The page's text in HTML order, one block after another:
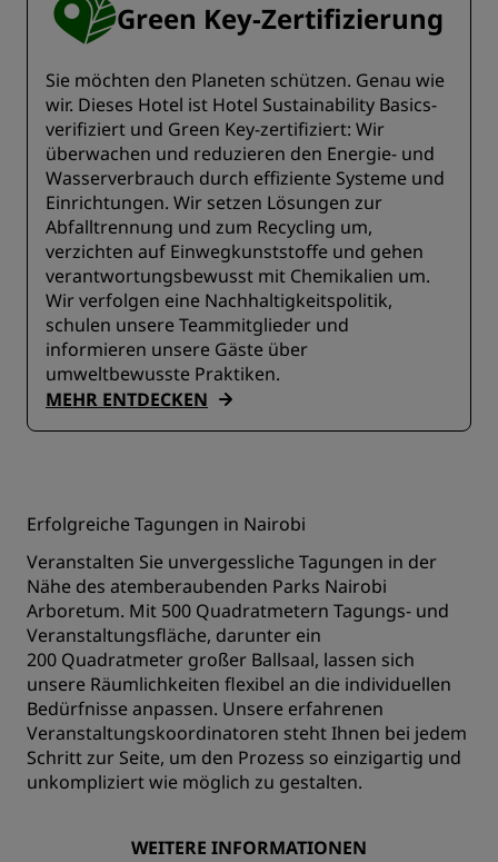
Green Key-Zertifizierung
Sie möchten den Planeten schützen. Genau wie
wir. Dieses Hotel ist Hotel Sustainability Basics-
verifiziert und Green Key-zertifiziert: Wir
überwachen und reduzieren den Energie- und
Wasserverbrauch durch effiziente Systeme und
Einrichtungen. Wir setzen Lösungen zur
Abfalltrennung und zum Recycling um,
verzichten auf Einwegkunststoffe und gehen
verantwortungsbewusst mit Chemikalien um.
Wir verfolgen eine Nachhaltigkeitspolitik,
schulen unsere Teammitglieder und
informieren unsere Gäste über
umweltbewusste Praktiken.
MEHR ENTDECKEN
Erfolgreiche Tagungen in Nairobi
Veranstalten Sie unvergessliche Tagungen in der
Nähe des atemberaubenden Parks Nairobi
Arboretum. Mit 500 Quadratmetern Tagungs- und
Veranstaltungsfläche, darunter ein
200 Quadratmeter großer Ballsaal, lassen sich
unsere Räumlichkeiten flexibel an die individuellen
Bedürfnisse anpassen. Unsere erfahrenen
Veranstaltungskoordinatoren steht Ihnen bei jedem
Schritt zur Seite, um den Prozess so einzigartig und
unkompliziert wie möglich zu gestalten.
WEITERE INFORMATIONEN